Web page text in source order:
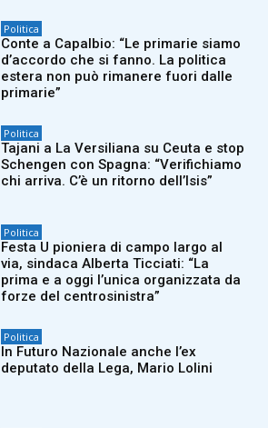
Politica
Conte a Capalbio: “Le primarie siamo
d’accordo che si fanno. La politica
estera non può rimanere fuori dalle
primarie”
Politica
Tajani a La Versiliana su Ceuta e stop
Schengen con Spagna: “Verifichiamo
chi arriva. C’è un ritorno dell’Isis”
Politica
Festa U pioniera di campo largo al
via, sindaca Alberta Ticciati: “La
prima e a oggi l’unica organizzata da
forze del centrosinistra”
Politica
In Futuro Nazionale anche l’ex
deputato della Lega, Mario Lolini